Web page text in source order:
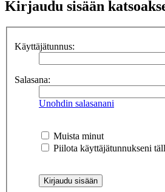
Kirjaudu sisään
Käyttäjätunnus:
Salasana:
Unohdin salasanani
Muista minut
Piilota käyttäjätunnukseni